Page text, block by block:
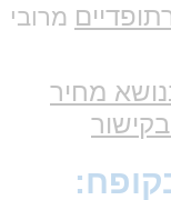
מרובי
מחיר